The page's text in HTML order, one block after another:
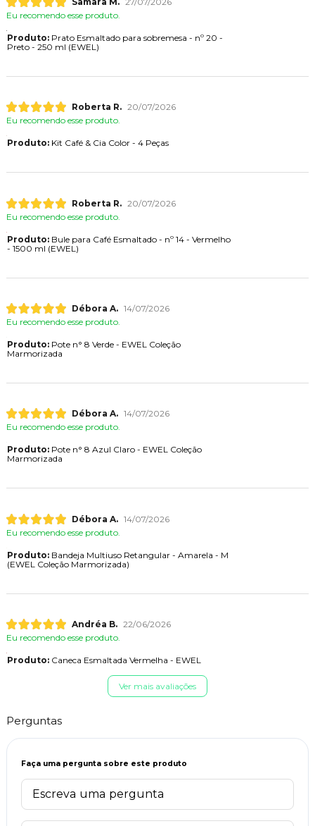
Eu recomendo esse produto.
Produto:Prato Esmaltado para sobremesa - nº 20 -
Preto - 250 ml (EWEL)
Roberta R. 20/07/2026
Eu recomendo esse produto.
Produto:Kit Café & Cia Color - 4 Peças
Roberta R. 20/07/2026
Eu recomendo esse produto.
Produto:Bule para Café Esmaltado - nº 14 - Vermelho
- 1500 ml (EWEL)
Débora A. 14/07/2026
Eu recomendo esse produto.
Produto:Pote n° 8 Verde - EWEL Coleção
Marmorizada
Débora A. 14/07/2026
Eu recomendo esse produto.
Produto:Pote n° 8 Azul Claro - EWEL Coleção
Marmorizada
Débora A. 14/07/2026
Eu recomendo esse produto.
Produto:Bandeja Multiuso Retangular - Amarela - M
(EWEL Coleção Marmorizada)
Andréa B. 22/06/2026
Eu recomendo esse produto.
Produto:Caneca Esmaltada Vermelha - EWEL
Ver mais avaliações
Perguntas
Faça uma pergunta sobre este produto